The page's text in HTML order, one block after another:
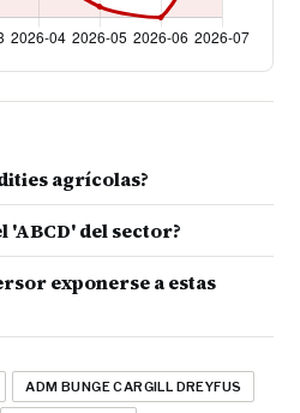
agrícolas?
'ABCD' del sector?
exponerse a estas
ADM BUNGE CARGILL DREYFUS